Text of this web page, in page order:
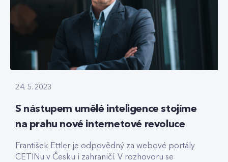
24. 5. 2023
S nástupem umělé inteligence stojíme
na prahu nové internetové revoluce
František Ettler je odpovědný za webové portály
CETINu v Česku i zahraničí. V rozhovoru se